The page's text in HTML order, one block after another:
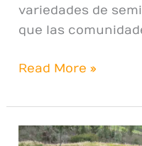
variedades de
que las
Read More »
Inventario